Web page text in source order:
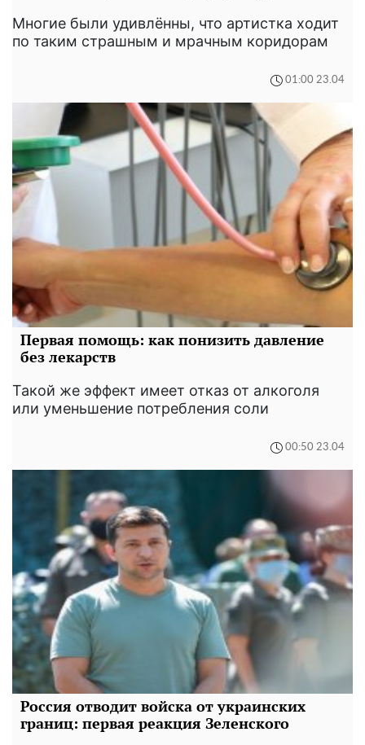
Многие были удивлённы, что артистка ходит
по таким страшным и мрачным коридорам
01:00 23.04
Первая помощь: как понизить давление
без лекарств
Такой же эффект имеет отказ от алкоголя
или уменьшение потребления соли
00:50 23.04
Россия отводит войска от украинских
границ: первая реакция Зеленского